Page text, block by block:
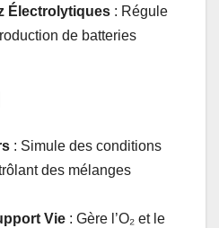
Électrolytiques : Régule
de batteries
: Simule des conditions
des mélanges
Vie : Gère l’O₂ et le